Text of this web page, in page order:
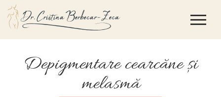
Depigmentare cearcăne și
melasmă